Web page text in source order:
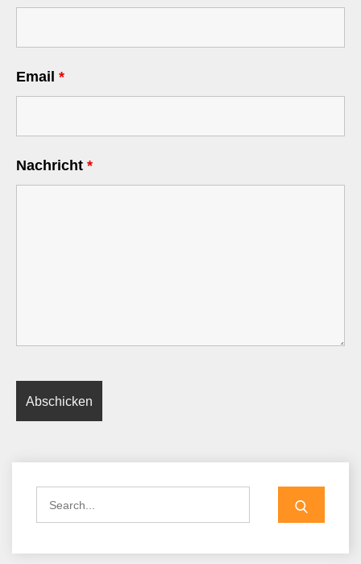
Email *
Nachricht *